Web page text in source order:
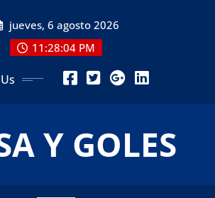
jueves, 6 agosto 2026
11:28:05 PM
Y GOLES